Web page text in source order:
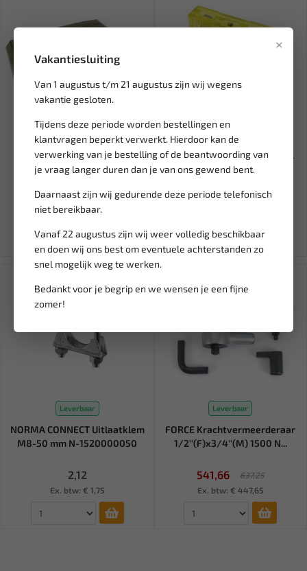
×
Vakantiesluiting
Van 1 augustus t/m 21 augustus zijn wij wegens
vakantie gesloten.
Tijdens deze periode worden bestellingen en
klantvragen beperkt verwerkt. Hierdoor kan de
verwerking van je bestelling of de beantwoording van
je vraag langer duren dan je van ons gewend bent.
Daarnaast zijn wij gedurende deze periode telefonisch
niet bereikbaar.
Vanaf 22 augustus zijn wij weer volledig beschikbaar
en doen wij ons best om eventuele achterstanden zo
snel mogelijk weg te werken.
Bedankt voor je begrip en we wensen je een fijne
zomer!
Leverbaar
GEKO Dekzeil 2x4m bruin
extra dik 200g/m² G70706
17,94
Leverbaar
STEEKZEKERING NORM SHO-
BLO 20A (10 ST) SF1920
23,26
Leverbaar
NORMA CONNECT Uitlaatklem
M8-50 mm N-1520000050
2,12
Ex. btw: € 1,75
Leverbaar
FORCE Krachtvermeerderaar
1/2''(F)x3/4''(M) 1500 N...
541,66
637,25
Ex. btw: € 447,65